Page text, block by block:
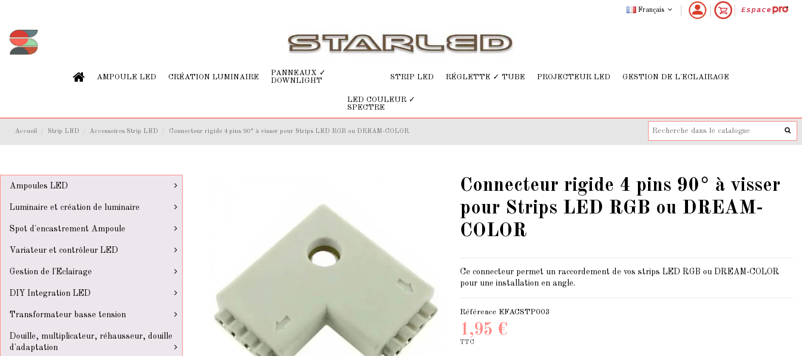
Français
AMPOULE LED CRÉATION LUMINAIRE
PANNEAUX ✓
DOWNLIGHT
STRIP LED RÉGLETTE ✓ TUBE PROJECTEUR LED GESTION DE L'ECLAIRAGE
LED COULEUR ✓
SPECTRE
Accueil Strip LED Accessoires Strip LED Connecteur rigide 4 pins 90° à visser pour Strips LED RGB ou DREAM-COLOR
Connecteur rigide 4 pins 90° à visser
pour Strips LED RGB ou DREAM-
COLOR
Ce connecteur permet un raccordement de vos strips LED RGB ou DREAM-COLOR
pour une installation en angle.
Référence EFACSTP003
1,95 €
TTC
Ampoules LED
Luminaire et création de luminaire
Spot d'encastrement Ampoule
Variateur et contrôleur LED
Gestion de l'Eclairage
DIY Integration LED
Transformateur basse tension
Douille, multiplicateur, réhausseur, douille
d'adaptation